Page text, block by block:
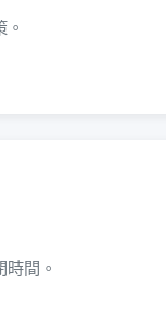
間。